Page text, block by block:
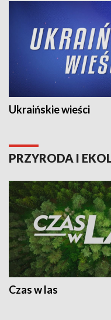
Ukraińskie wieści
PRZYRODA I
Czas w las